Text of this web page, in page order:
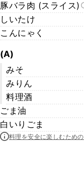
豚バラ肉 (スライス)
しいたけ
こんにゃく
(A)
みそ
みりん
料理酒
ごま油
白いりごま
料理を安全に楽しむため